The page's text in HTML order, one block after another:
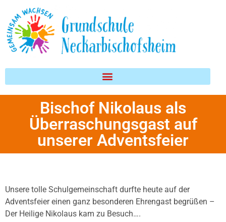
springen
Bischof Nikolaus als
Überraschungsgast auf
unserer Adventsfeier
Unsere tolle Schulgemeinschaft durfte heute auf der
Adventsfeier einen ganz besonderen Ehrengast begrüßen –
Der Heilige Nikolaus kam zu Besuch….